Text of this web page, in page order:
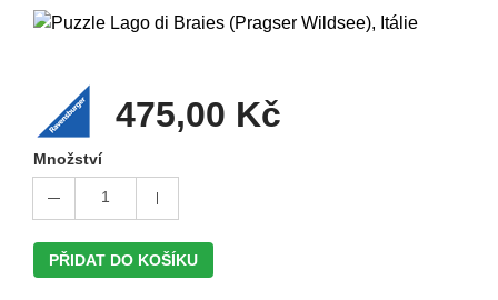
475,00 Kč
Množství
1
PŘIDAT DO KOŠÍKU